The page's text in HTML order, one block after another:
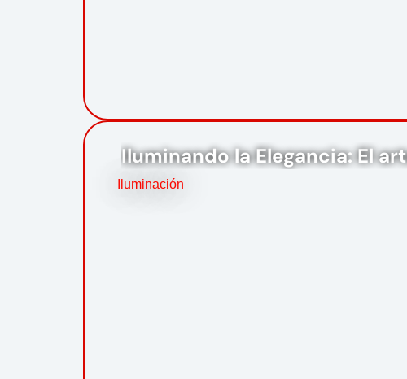
Iluminando la Elegancia: El
Iluminación